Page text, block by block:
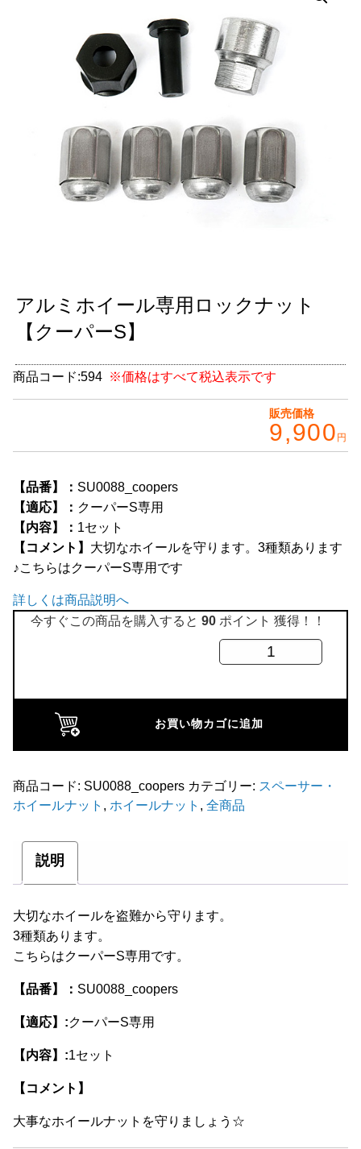
サスペンション・ブレーキ
タイヤ・ホイール
レーシングパーツ
メンテナンス・工具ツール
在庫処分品
お得なセット商品
チームマルヤマ
デルタ秘蔵のレーシングコレクション
＋
レアパーツ/在庫限り
中古パーツ/在庫限り
便利アイテム
BMW MINI
全商品
アルミホイール専用ロックナット
【クーパーS】
商品コード:594 ※価格はすべて税込表示です
販売価格
9,900 円
【品番】： SU0088_coopers
【適応】： クーパーS専用
【内容】： 1セット
【コメント】 大切なホイールを守ります。3種類あります
♪こちらはクーパーS専用です
詳しくは商品説明へ
今すぐこの商品を購入すると 90 ポイント 獲得！！
ル
専
ナ
ッ
ト
【ク
パ
ー
お買い物カゴに追加
商品コード: SU0088_coopers カテゴリー: スペーサー・
ホイールナット , ホイールナット , 全商品
説明
大切なホイールを盗難から守ります。
3種類あります。
こちらはクーパーS専用です。
【品番】： SU0088_coopers
【適応】:クーパーS専用
【内容】:1セット
【コメント】
大事なホイールナットを守りましょう☆